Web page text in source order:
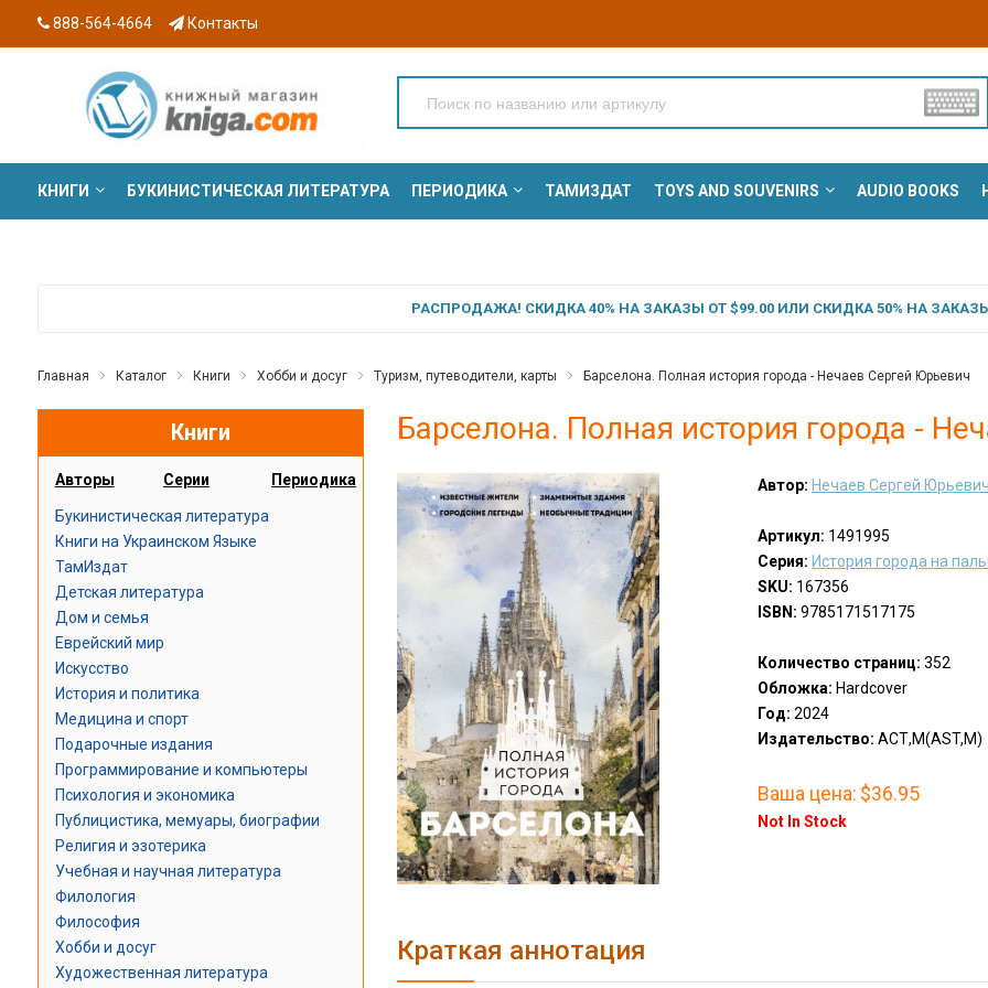
888-564-4664 Контакты
КНИГИ БУКИНИСТИЧЕСКАЯ ЛИТЕРАТУРА ПЕРИОДИКА ТАМИЗДАТ TOYS AND SOUVENIRS AUDIO BOOKS
РАСПРОДАЖА! СКИДКА 40% НА ЗАКАЗЫ ОТ $99.00 ИЛИ СКИДКА 50% НА ЗАКАЗЫ
Главная Каталог Книги Хобби и досуг Туризм, путеводители, карты Барселона. Полная история города - Нечаев Сергей Юрьевич
Книги
Авторы Серии Периодика
Букинистическая литература
Книги на Украинском Языке
ТамИздат
Детская литература
Дом и семья
Еврейский мир
Искусство
История и политика
Медицина и спорт
Подарочные издания
Программирование и компьютеры
Психология и экономика
Публицистика, мемуары, биографии
Религия и эзотерика
Учебная и научная литература
Филология
Философия
Хобби и досуг
Художественная литература
Барселона. Полная история города -
Автор: Нечаев Сергей
Артикул: 1491995
Серия: История города на
SKU: 167356
ISBN: 9785171517175
Количество страниц: 352
Обложка: Hardcover
Год: 2024
Издательство: АСТ,М(AST,M)
Ваша цена: $36.95
Not In Stock
Краткая аннотация